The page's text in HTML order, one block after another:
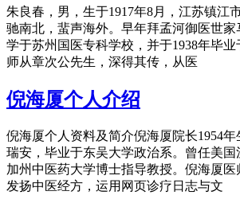
朱良春，男，生于1917年8月，江苏镇江
驰南北，蜚声海外。早年拜孟河御医世
学于苏州国医专科学校，并于1938年毕业
师从章次公先生，深得其传，从医
倪海厦个人介绍
倪海厦个人资料及简介倪海厦院长1954
瑞安，毕业于东吴大学政治系。曾任美
加州中医药大学博士指导教授。倪海厦
发扬中医经方，运用网页诊疗日志与文